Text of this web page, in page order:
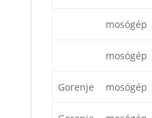
mosógép
mosógép
Gorenje mosógép